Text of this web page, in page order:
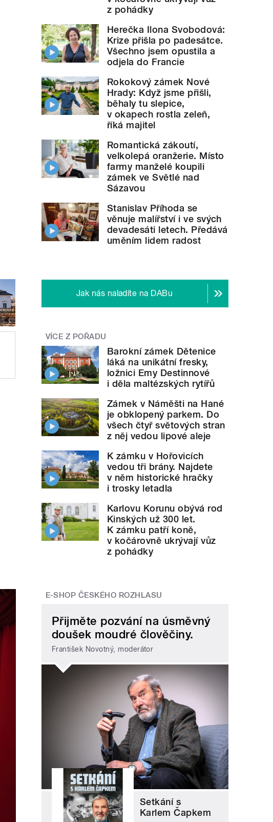
z pohádky
Herečka Ilona Svobodová:
Krize přišla po padesátce.
Všechno jsem opustila a
odjela do Francie
Rokokový zámek Nové
Hrady: Když jsme přišli,
běhaly tu slepice,
v okapech rostla zeleň,
říká majitel
Romantická zákoutí,
velkolepá oranžerie. Místo
farmy manželé koupili
zámek ve Světlé nad
Sázavou
Stanislav Příhoda se
věnuje malířství i ve svých
devadesáti letech. Předává
uměním lidem radost
Jak nás naladíte na DABu
VÍCE Z POŘADU
Barokní zámek Dětenice
láká na unikátní fresky,
ložnici Emy Destinnové
i děla maltézských rytířů
Zámek v Náměšti na Hané
je obklopený parkem. Do
všech čtyř světových stran
z něj vedou lipové aleje
K zámku v Hořovicích
vedou tři brány. Najdete
v něm historické hračky
i trosky letadla
Karlovu Korunu obývá rod
Kinských už 300 let.
K zámku patří koně,
v kočárovně ukrývají vůz
z pohádky
E-SHOP ČESKÉHO ROZHLASU
Přijměte pozvání na úsměvný
doušek moudré člověčiny.
František Novotný, moderátor
Setkání s
Karlem Čapkem